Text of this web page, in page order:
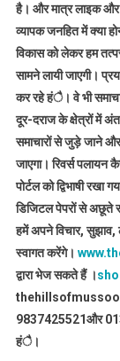
है। और मात्र लाइक और
व्यापक जनहित में क्या
विकास को लेकर हम
सामने लायी जाएगी।
कर रहे हंै। वे भी
दूर-दराज के क्षेत्रों में
समाचारों से जुड़े जाने
जाएगा। रिवर्स पलायन
पोर्टल को द्विभाषी
डिजिटल पेपरों से अछूते
हमें अपने विचार,
स्वागत करेंगे।
द्वारा भेज सकते हैं ।
9837425521और
हंै।